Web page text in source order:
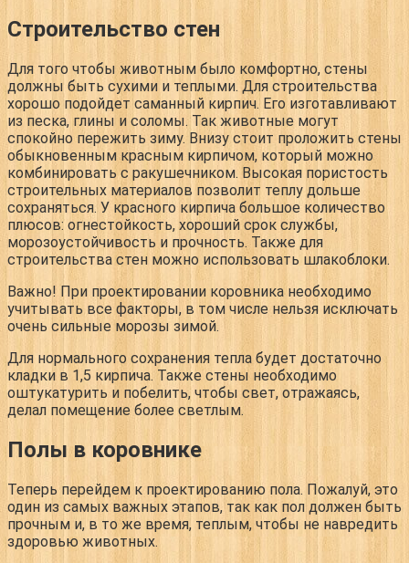
Строительство стен
Для того чтобы животным было комфортно, стены
должны быть сухими и теплыми. Для строительства
хорошо подойдет саманный кирпич. Его изготавливают
из песка, глины и соломы. Так животные могут
спокойно пережить зиму. Внизу стоит проложить стены
обыкновенным красным кирпичом, который можно
комбинировать с ракушечником. Высокая пористость
строительных материалов позволит теплу дольше
сохраняться. У красного кирпича большое количество
плюсов: огнестойкость, хороший срок службы,
морозоустойчивость и прочность. Также для
строительства стен можно использовать шлакоблоки.
Важно! При проектировании коровника необходимо
учитывать все факторы, в том числе нельзя исключать
очень сильные морозы зимой.
Для нормального сохранения тепла будет достаточно
кладки в 1,5 кирпича. Также стены необходимо
оштукатурить и побелить, чтобы свет, отражаясь,
делал помещение более светлым.
Полы в коровнике
Теперь перейдем к проектированию пола. Пожалуй, это
один из самых важных этапов, так как пол должен быть
прочным и, в то же время, теплым, чтобы не навредить
здоровью животных.